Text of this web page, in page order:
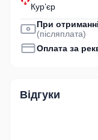
Кур’єр
При
(післяплата)
Оплата за
Відгуки